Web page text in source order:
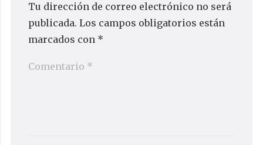
Tu dirección de correo electrónico no será
publicada. Los campos obligatorios están
marcados con *